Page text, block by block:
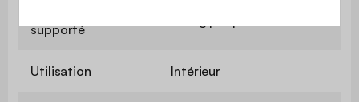
supporté
Utilisation Intérieur